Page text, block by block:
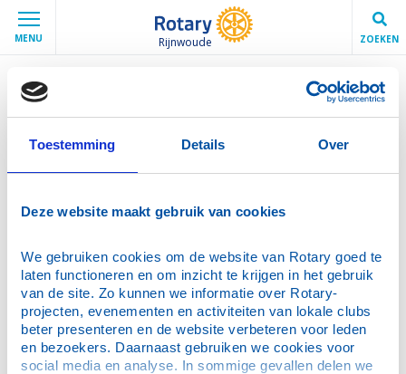
Toestemming Details Over
Deze website maakt gebruik van cookies
We gebruiken cookies om de website van Rotary goed te
laten functioneren en om inzicht te krijgen in het gebruik
van de site. Zo kunnen we informatie over Rotary-
projecten, evenementen en activiteiten van lokale clubs
beter presenteren en de website verbeteren voor leden
en bezoekers. Daarnaast gebruiken we cookies voor
social media en analyse. In sommige gevallen delen we
MENU Rijnwoude ZOEKEN
Contact opnemen met onze club
Bestuur
Contact